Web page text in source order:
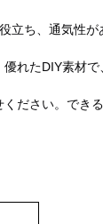
立ち、通気性
れたDIY素材
ださい。でき